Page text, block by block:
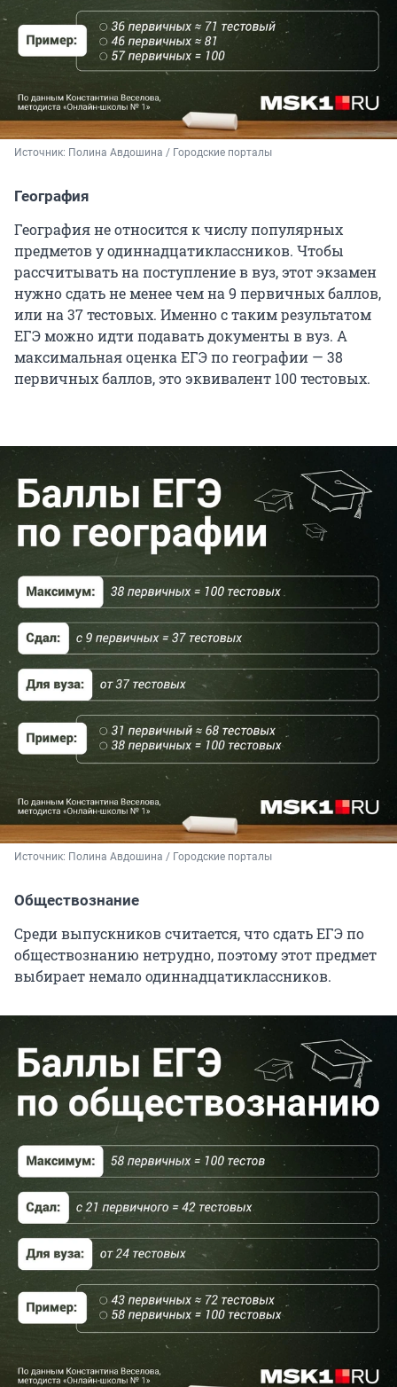
Источник: Полина Авдошина / Городские порталы
География
География не относится к числу популярных
предметов у одиннадцатиклассников. Чтобы
рассчитывать на поступление в вуз, этот экзамен
нужно сдать не менее чем на 9 первичных баллов,
или на 37 тестовых. Именно с таким результатом
ЕГЭ можно идти подавать документы в вуз. А
максимальная оценка ЕГЭ по географии — 38
первичных баллов, это эквивалент 100 тестовых.
Источник: Полина Авдошина / Городские порталы
Обществознание
Среди выпускников считается, что сдать ЕГЭ по
обществознанию нетрудно, поэтому этот предмет
выбирает немало одиннадцатиклассников.